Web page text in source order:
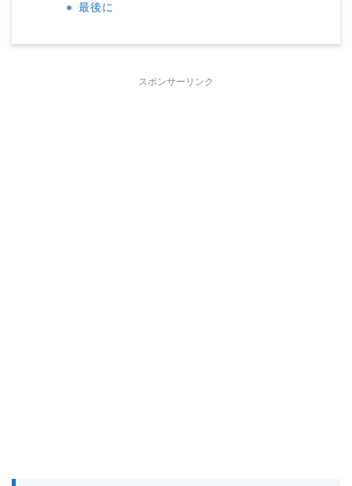
最後に
スポンサーリンク